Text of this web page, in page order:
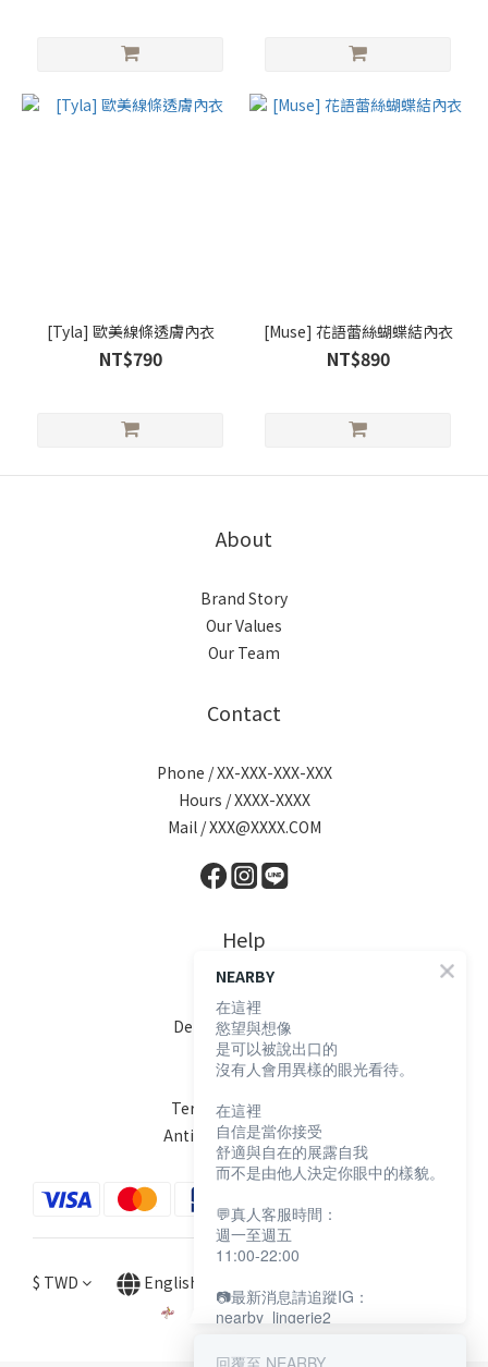
[Tyla] 歐美線條透膚內衣
NT$790
[Muse] 花語蕾絲蝴蝶結內衣
NT$890
About
Brand Story
Our Values
Our Team
Contact
Phone / XX-XXX-XXX-XXX
Hours / XXXX-XXXX
Mail / XXX@XXXX.COM
Help
FAQ
Delivery & Shipping
Payment
Return Policy
Terms & Conditions
Anti-Fraud Statement
$ TWD English
NEARBY
在這裡
慾望與想像
是可以被說出口的
沒有人會用異樣的眼光看待。
在這裡
自信是當你接受
舒適與自在的展露自我
而不是由他人決定你眼中的樣貌。
💬真人客服時間：
週一至週五
11:00-22:00
📷最新消息請追蹤IG：
nearby_lingerie2
回覆至 NEARBY